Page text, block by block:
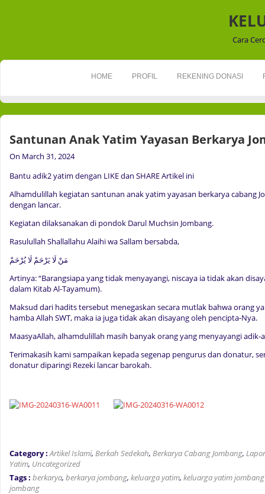
Cara
HOME PROFIL REKENING DONASI
Santunan Anak Yatim Yayasan Berkarya
On March 31, 2024
Bantu adik2 yatim dengan LIKE dan SHARE Artikel ini
Alhamdulillah kegiatan santunan anak yatim yayasan berkarya cabang
dengan lancar.
Kegiatan dilaksanakan di pondok Darul Muchsin Jombang.
Rasulullah Shallallahu Alaihi wa Sallam bersabda,
مَنْ لَا يَرْحَمْ لَا يُرْحَمْ
Artinya: “Barangsiapa yang tidak menyayangi, niscaya ia tidak akan
dalam Kitab Al-Tayamum).
Maksud dari hadits tersebut menegaskan secara mutlak bahwa orang
hamba Allah SWT, maka ia juga tidak akan disayang oleh pencipta-Nya.
MaasyaAllah, alhamdulillah masih banyak orang yang menyayangi
Terimakasih kami sampaikan kepada segenap pengurus dan donatur,
donatur diparingi Rezeki lancar barokah.
Category : Artikel Islami, Berkah Sedekah, Berkarya Cabang Jombang,
Yatim, Uncategorized
Tags : berkarya, berkarya jombang, keluarga yatim, keluarga yatim
jombang